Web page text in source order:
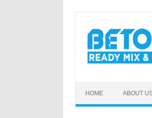
content
HOME ABOUT